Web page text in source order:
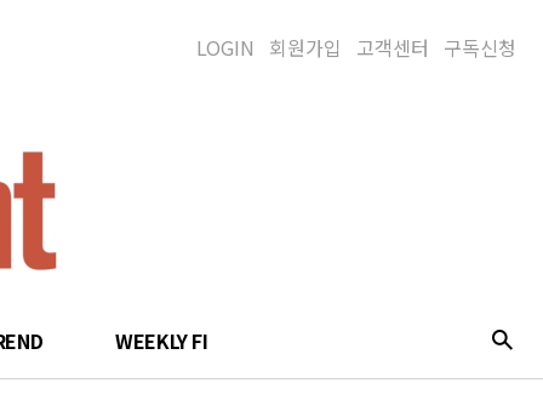
WEEKLY FI
LOGIN 회원가입 고객센터 구독신청